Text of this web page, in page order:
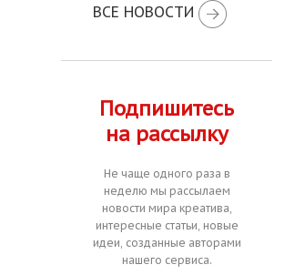
ВСЕ НОВОСТИ
Подпишитесь
на рассылку
Не чаще одного раза в
неделю мы рассылаем
новости мира креатива,
интересные статьи, новые
идеи, созданные авторами
нашего сервиса.